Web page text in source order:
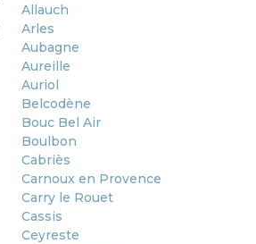
Allauch
Arles
Aubagne
Aureille
Auriol
Belcodène
Bouc Bel Air
Boulbon
Cabriès
Carnoux en Provence
Carry le Rouet
Cassis
Ceyreste